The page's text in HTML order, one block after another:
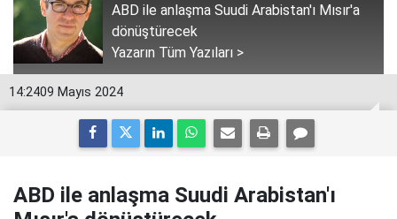
ABD ile anlaşma Suudi Arabistan'ı Mısır'a
dönüştürecek
Yazarın Tüm Yazıları >
14:2409 Mayıs 2024
ABD ile anlaşma Suudi Arabistan'ı